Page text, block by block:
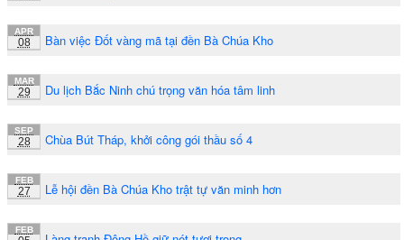
APR
08 Bàn việc Đốt vàng mã tại đền Bà Chúa Kho
MAR
29 Du lịch Bắc Ninh chú trọng văn hóa tâm linh
SEP
28 Chùa Bút Tháp, khởi công gói thầu số 4
FEB
27 Lễ hội đền Bà Chúa Kho trật tự văn minh hơn
FEB